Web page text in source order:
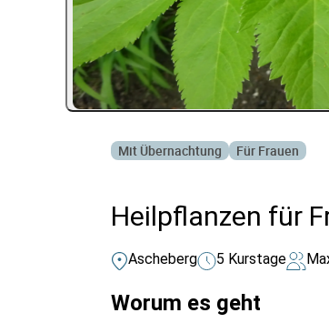
Mit Übernachtung Für Frauen
Heilpflanzen für
Ascheberg 5 Kurstage
Worum es geht